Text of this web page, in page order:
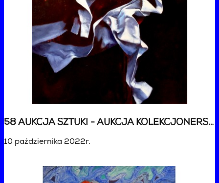
58 AUKCJA SZTUKI - AUKCJA KOLEKCJONERSKA
10 października 2022r.